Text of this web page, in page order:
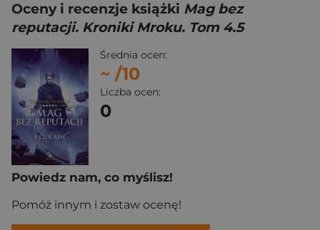
Oceny i recenzje książki Mag bez
reputacji. Kroniki Mroku. Tom 4.5
Średnia ocen:
~ /10
Liczba ocen:
0
Powiedz nam, co myślisz!
Pomóż innym i zostaw ocenę!